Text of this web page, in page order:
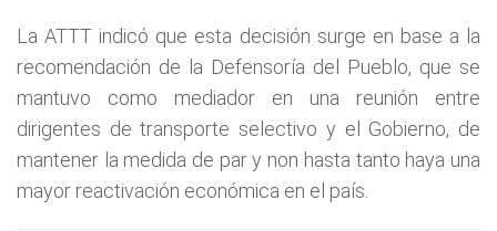
La ATTT indicó que esta decisión surge en base a la
recomendación de la Defensoría del Pueblo, que se
mantuvo como mediador en una reunión entre
dirigentes de transporte selectivo y el Gobierno, de
mantener la medida de par y non hasta tanto haya una
mayor reactivación económica en el país.